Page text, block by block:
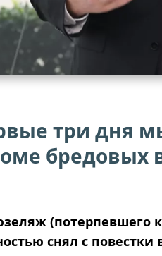
три дня
бредовых
(потерпевшего
снял с